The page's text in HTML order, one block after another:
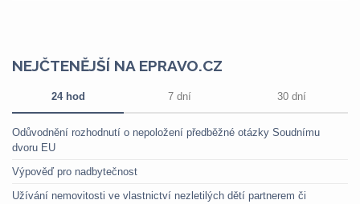
NEJČTENĚJŠÍ NA EPRAVO.CZ
24 hod 7 dní 30 dní
Odůvodnění rozhodnutí o nepoložení předběžné otázky Soudnímu
dvoru EU
Výpověď pro nadbytečnost
Užívání nemovitosti ve vlastnictví nezletilých dětí partnerem či